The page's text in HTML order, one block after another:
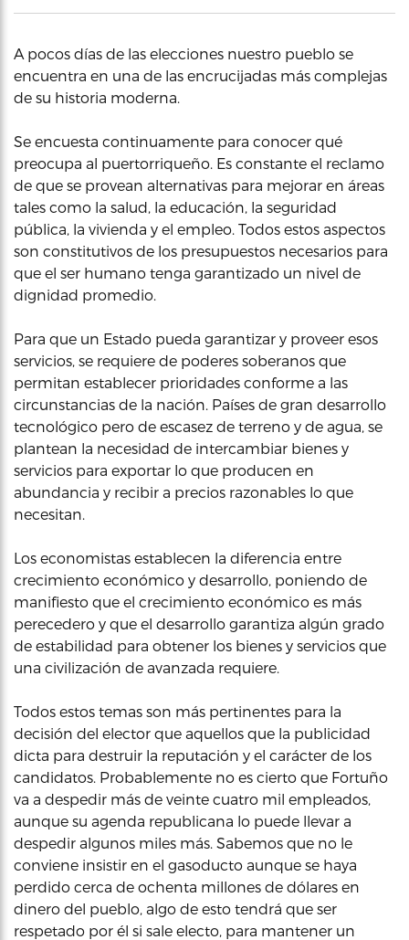
A pocos días de las elecciones nuestro pueblo se
encuentra en una de las encrucijadas más complejas
de su historia moderna.
Se encuesta continuamente para conocer qué
preocupa al puertorriqueño. Es constante el reclamo
de que se provean alternativas para mejorar en áreas
tales como la salud, la educación, la seguridad
pública, la vivienda y el empleo. Todos estos aspectos
son constitutivos de los presupuestos necesarios para
que el ser humano tenga garantizado un nivel de
dignidad promedio.
Para que un Estado pueda garantizar y proveer esos
servicios, se requiere de poderes soberanos que
permitan establecer prioridades conforme a las
circunstancias de la nación. Países de gran desarrollo
tecnológico pero de escasez de terreno y de agua, se
plantean la necesidad de intercambiar bienes y
servicios para exportar lo que producen en
abundancia y recibir a precios razonables lo que
necesitan.
Los economistas establecen la diferencia entre
crecimiento económico y desarrollo, poniendo de
manifiesto que el crecimiento económico es más
perecedero y que el desarrollo garantiza algún grado
de estabilidad para obtener los bienes y servicios que
una civilización de avanzada requiere.
Todos estos temas son más pertinentes para la
decisión del elector que aquellos que la publicidad
dicta para destruir la reputación y el carácter de los
candidatos. Probablemente no es cierto que Fortuño
va a despedir más de veinte cuatro mil empleados,
aunque su agenda republicana lo puede llevar a
despedir algunos miles más. Sabemos que no le
conviene insistir en el gasoducto aunque se haya
perdido cerca de ochenta millones de dólares en
dinero del pueblo, algo de esto tendrá que ser
respetado por él si sale electo, para mantener un